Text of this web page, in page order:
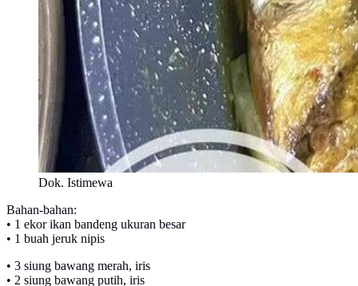
Dok. Istimewa
Bahan-bahan:
• 1 ekor ikan bandeng ukuran besar
• 1 buah jeruk nipis
• 3 siung bawang merah, iris
• 2 siung bawang putih, iris